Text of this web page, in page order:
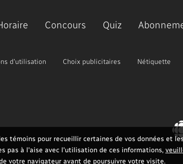
témoins pour recueillir certaines de vos données et
pas à l'aise avec l'utilisation de ces informations,
votre navigateur avant de poursuivre votre visite.
Concours Quiz
d'utilisation Choix publicitaires Nétiquette